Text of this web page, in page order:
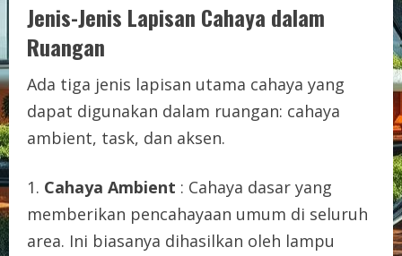
Jenis-Jenis Lapisan Cahaya dalam
Ruangan
Ada tiga jenis lapisan utama cahaya yang
dapat digunakan dalam ruangan: cahaya
ambient, task, dan aksen.
Cahaya Ambient : Cahaya dasar yang
memberikan pencahayaan umum di seluruh
area. Ini biasanya dihasilkan oleh lampu